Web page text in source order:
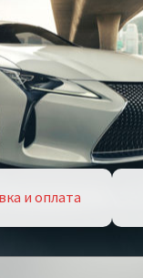
и оплата